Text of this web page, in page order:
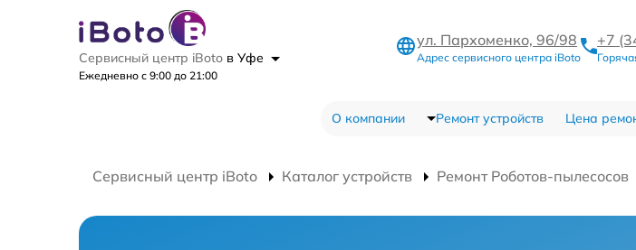
Сервисный центр iBoto в Уфе
Ежедневно с 9:00 до 21:00
ул. Пархоменко, 96/98
Адрес сервисного центра iBoto
+7
О компании Ремонт устройств Цена
Сервисный центр iBoto Каталог устройств Ремонт Роботов-пылесосов